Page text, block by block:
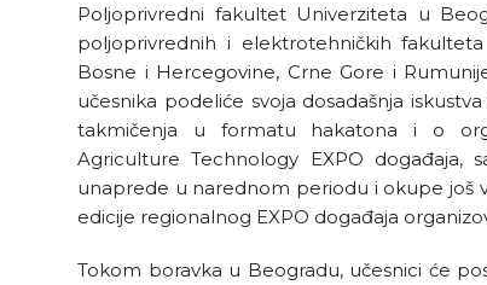
Poljoprivredni fakultet Univerziteta u
poljoprivrednih i elektrotehničkih
Bosne i Hercegovine, Crne Gore i
učesnika podeliće svoja dosadašnja
takmičenja u formatu hakatona i o
Agriculture Technology EXPO događaja,
unaprede u narednom periodu i okupe još
edicije regionalnog EXPO događaja
Tokom boravka u Beogradu, učesnici će